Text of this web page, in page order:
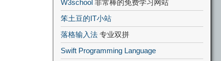
W3school 非常棒的免费学习网站
笨土豆的IT小站
落格输入法 专业双拼
Swift Programming Language